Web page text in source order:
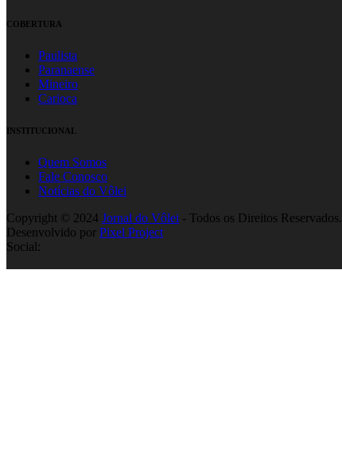
COBERTURA
Paulista
Paranaense
Mineiro
Carioca
INSTITUCIONAL
Quem Somos
Fale Conosco
Notícias do Vôlei
Copyright © 2024 Jornal do Vôlei - Todos os Direitos Reservados.
Desenvolvido por Pixel Project
Social: